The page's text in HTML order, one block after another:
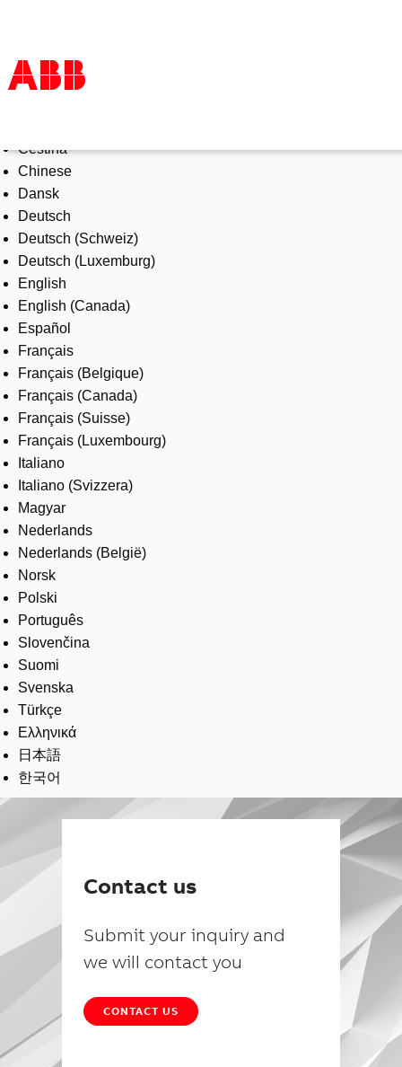
Products & Solutions
Industries
Services
About us
Where to buy
Contact us
Careers
Čeština
Chinese
Dansk
Deutsch
Deutsch (Schweiz)
Deutsch (Luxemburg)
English
English (Canada)
Español
Français
Français (Belgique)
Français (Canada)
Français (Suisse)
Français (Luxembourg)
Italiano
Italiano (Svizzera)
Magyar
Nederlands
Nederlands (België)
Norsk
Polski
Português
Slovenčina
Suomi
Svenska
Türkçe
Ελληνικά
日本語
한국어
Contact us
Submit your inquiry and
we will contact you
CONTACT US